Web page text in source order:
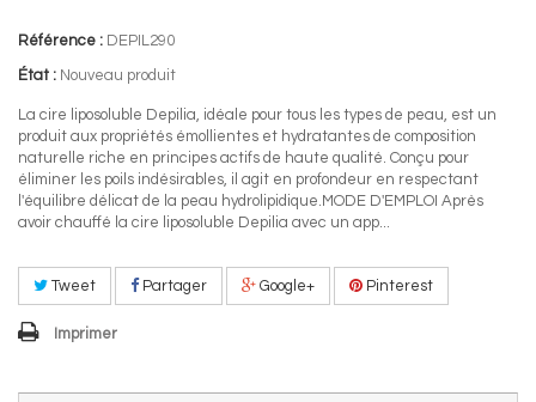
Référence : DEPIL290
État : Nouveau produit
La cire liposoluble Depilia, idéale pour tous les types de peau, est un
produit aux propriétés émollientes et hydratantes de composition
naturelle riche en principes actifs de haute qualité. Conçu pour
éliminer les poils indésirables, il agit en profondeur en respectant
l'équilibre délicat de la peau hydrolipidique.MODE D'EMPLOI Après
avoir chauffé la cire liposoluble Depilia avec un app...
Tweet Partager Google+ Pinterest
Imprimer